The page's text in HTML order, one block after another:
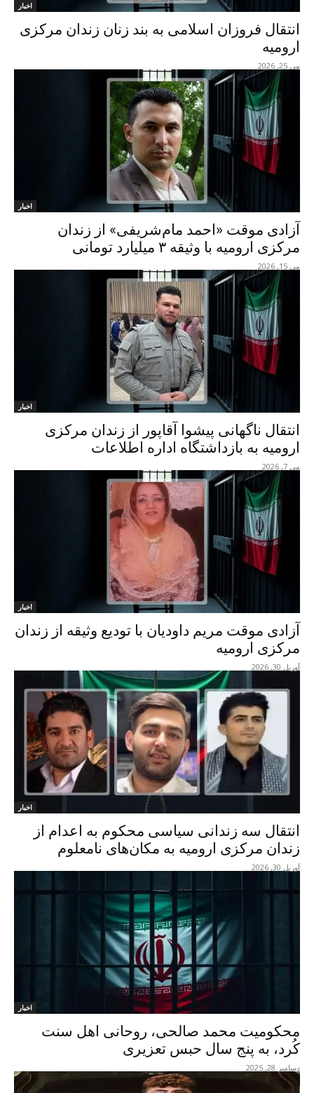
اخبار
انتقال فروزان اسلامی به بند زنان زندان مرکزی
ارومیه
می 25, 2026
اخبار
آزادی موقت «احمد مام‌شریفی» از زندان
مرکزی ارومیه با وثیقه ۳ میلیارد تومانی
می 15, 2026
اخبار
انتقال ناگهانی پیشوا آقاپور از زندان مرکزی
ارومیه به بازداشتگاه اداره اطلاعات
می 7, 2026
اخبار
آزادی موقت مریم داودیان با تودیع وثیقه از زندان
مرکزی ارومیه
آوریل 30, 2026
اخبار
انتقال سه زندانی سیاسی محکوم به اعدام از
زندان مرکزی ارومیه به مکان‌های نامعلوم
آوریل 30, 2026
اخبار
محکومیت محمد صالحی، روحانی اهل سنت
کُرد، به پنج سال حبس تعزیری
دسامبر 28, 2025